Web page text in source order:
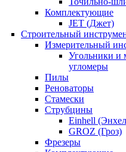
Комплектующие
JET (Джет)
Строительный
Измерительный
Угольники и
угломеры
Пилы
Реноваторы
Стамески
Струбцины
Einhell
GROZ (Гроз)
Фрезеры